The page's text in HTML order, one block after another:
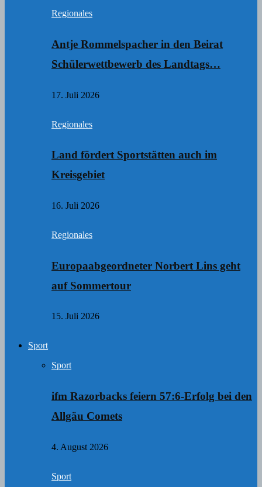
Regionales
Antje Rommelspacher in den Beirat
Schülerwettbewerb des Landtags…
17. Juli 2026
Regionales
Land fördert Sportstätten auch im
Kreisgebiet
16. Juli 2026
Regionales
Europaabgeordneter Norbert Lins geht
auf Sommertour
15. Juli 2026
Sport
Sport
ifm Razorbacks feiern 57:6-Erfolg bei den
Allgäu Comets
4. August 2026
Sport